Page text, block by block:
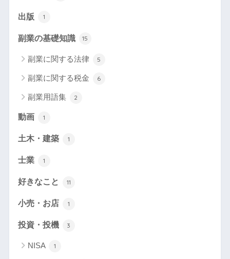
出版 1
副業の基礎知識 15
副業に関する法律 5
副業に関する税金 6
副業用語集 2
動画 1
土木・建築 1
士業 1
好きなこと 11
小売・お店 1
投資・投機 3
NISA 1